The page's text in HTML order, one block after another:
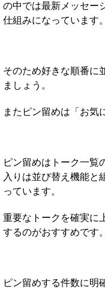
の中では最新メッセー
仕組みになっています。
そのため好きな順番に
ましょう。
またピン留めは「お気
ピン留めはトーク一覧
入りは並び替え機能と
っています。
重要なトークを確実に
するのがおすすめです。
ピン留めする件数に明